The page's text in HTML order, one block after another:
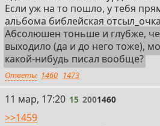
Если уж на то пошло, у тебя
альбома библейская
Абсолюшен тоньше и глубже,
выходило (да и до него тоже),
какой-нибудь писал вообще?
Ответы 1460 1473
15
11 мар, 17:20 15 2001460
>>1459